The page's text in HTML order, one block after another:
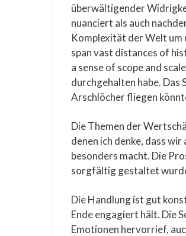
überwältigender
nuanciert als auch
Komplexität der Welt um
span vast distances of
a sense of scope and
durchgehalten habe. Das
Arschlöcher fliegen
Die Themen der
denen ich denke, dass
besonders macht. Die
sorgfältig gestaltet
Die Handlung ist gut
Ende engagiert hält. Die
Emotionen hervorrief,